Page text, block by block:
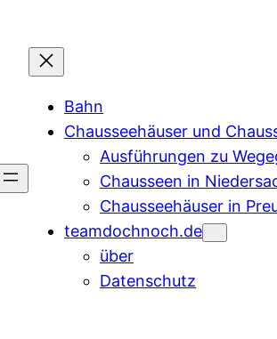
Bahn
Chausseehäuser und
Ausführungen zu
Chausseen in
Chausseehäuser in
teamdochnoch.de
über
Datenschutz